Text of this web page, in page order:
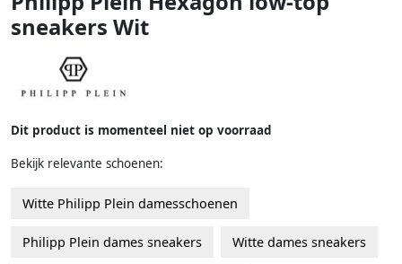
sneakers Wit
Dit product is momenteel niet op voorraad
Bekijk relevante schoenen:
Witte Philipp Plein damesschoenen
Philipp Plein dames sneakers Witte dames sneakers